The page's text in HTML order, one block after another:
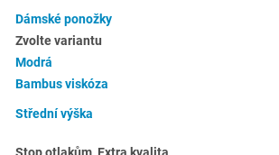
Dámské ponožky
Zvolte variantu
Modrá
Bambus viskóza
Střední výška